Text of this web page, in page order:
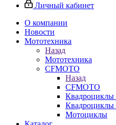
Личный кабинет
О компании
Новости
Мототехника
Назад
Мототехника
CFMOTO
Назад
CFMOTO
Мотоциклы